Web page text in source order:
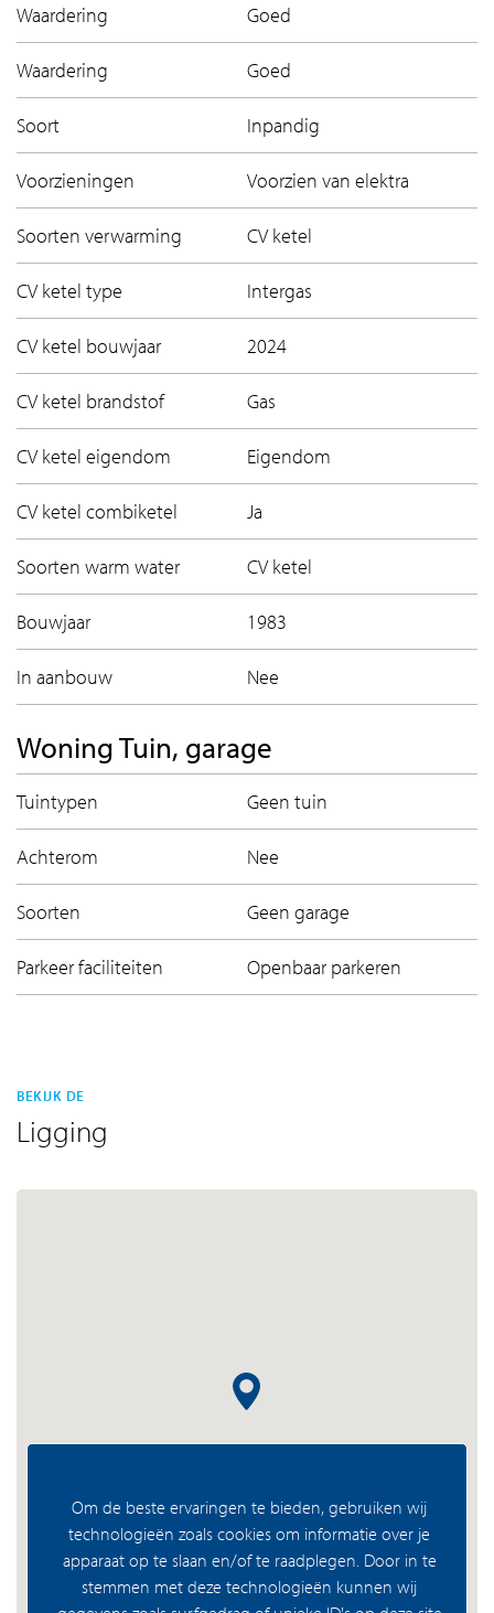
Waardering Goed
Waardering Goed
Soort Inpandig
Voorzieningen Voorzien van elektra
Soorten verwarming CV ketel
CV ketel type Intergas
CV ketel bouwjaar 2024
CV ketel brandstof Gas
CV ketel eigendom Eigendom
CV ketel combiketel Ja
Soorten warm water CV ketel
Bouwjaar 1983
In aanbouw Nee
Woning Tuin, garage
Tuintypen Geen tuin
Achterom Nee
Soorten Geen garage
Parkeer faciliteiten Openbaar parkeren
BEKIJK DE
Ligging
Om de beste ervaringen te bieden, gebruiken wij
technologieën zoals cookies om informatie over je
apparaat op te slaan en/of te raadplegen. Door in te
stemmen met deze technologieën kunnen wij